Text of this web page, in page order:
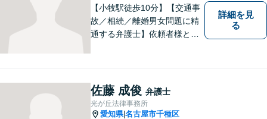
談ください。
【小牧駅徒歩10分】【交通事
故／相続／離婚男女問題に精
通する弁護士】依頼者様との
分かりやすい説明を心がけま
す。お気軽にご相談くださ
い！
詳細を見
る
佐藤 成俊 弁護士
光が丘法律事務所
愛知県|名古屋市千種区